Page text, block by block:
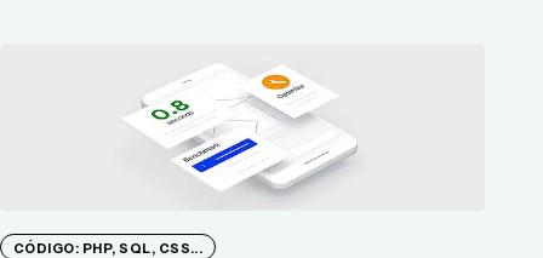
CÓDIGO: PHP, SQL, CSS...